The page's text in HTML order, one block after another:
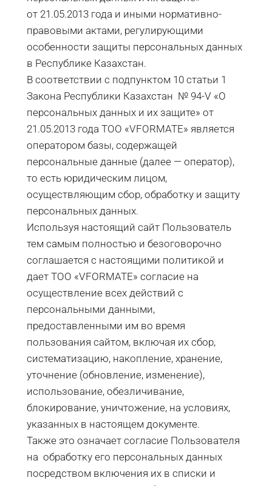
от 21.05.2013 года и иными нормативно-
правовыми актами, регулирующими
особенности защиты персональных данных
в Республике Казахстан.
В соответствии с подпунктом 10 статьи 1
Закона Республики Казахстан № 94-V «О
персональных данных и их защите» от
21.05.2013 года ТОО «VFORMATE» является
оператором базы, содержащей
персональные данные (далее — оператор),
то есть юридическим лицом,
осуществляющим сбор, обработку и защиту
персональных данных.
Используя настоящий сайт Пользователь
тем самым полностью и безоговорочно
соглашается с настоящими политикой и
дает ТОО «VFORMATE» согласие на
осуществление всех действий с
персональными данными,
предоставленными им во время
пользования сайтом, включая их сбор,
систематизацию, накопление, хранение,
уточнение (обновление, изменение),
использование, обезличивание,
блокирование, уничтожение, на условиях,
указанных в настоящем документе.
Также это означает согласие Пользователя
на обработку его персональных данных
посредством включения их в списки и